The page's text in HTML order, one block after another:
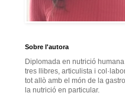
Sobre l'autora
Diplomada en nutrició
tres llibres, articulista i
tot allò amb el món de la
la nutrició en particular.